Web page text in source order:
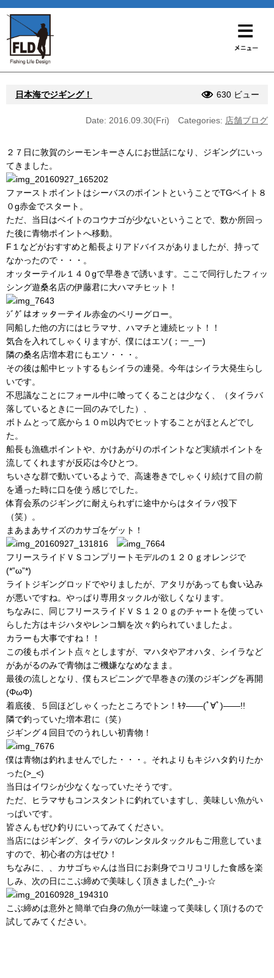
日本海でジギング！ 630 ビュー
Date: 2016.09.30(Fri) Categories: 店舗ブログ
２７日に敦賀のシーモンキーさんにお世話になり、ジギングにいっ
てきました。
ファーストポイントはシーバスのポイントということでTGベイト８
０g赤金でスタート。
ただ、当日はベイトのコウナゴが少ないということで、数か所回っ
た後に青物ポイントへ移動。
F１などがおすすめと船長よりアドバイスがありましたが、持って
なかったので・・・。
オッターテイル１４０gで早巻きで誘います。ここで同行したフィッ
シング遊桑名店の伊藤君に大ハマチヒット！
ｼﾞｸﾞはオッターテイル赤金のベリーグロー。
同船した他の方にはヒラマサ、ハマチと連続ヒット！！
気合を入れてしゃくりますが、僕にはエソ(；一_一)
隣の桑名店増本君にもエソ・・・。
その後は船中ヒットするもシイラの連発。今年はシイラ大発生らし
いです。
不思議なことにフォール中に喰ってくることは少なく、（タイラバ
落しているときに一回のみでした）、
ボトムとって底から１０ｍ以内でヒットすることがほとんどでし
た。
船長も漁礁ポイントや、かけあがりのポイントなど実績ポイントを
流してくれますが反応は今ひとつ。
ちいさな群で動いているようで、高速巻きでしゃくり続けて目の前
を通った時に口を使う感じでした。
体育会系のジギングに耐えられずに途中からはタイラバ投下
（笑）。
まあまあサイズのカサゴをゲット！
フリースライドＶＳコンプリートモデルの１２０ｇオレンジで
(*”ω”*)
ライトジギングロッドでやりましたが、アタリがあっても食い込み
が悪いですね。やっぱり専用タックルが欲しくなります。
ちなみに、同じフリースライドＶＳ１２０ｇのチャートを使ってい
らした方はキジハタやレンコ鯛を次々釣られていましたよ。
カラーも大事ですね！！
この後もポイント点々としますが、マハタやアオハタ、シイラなど
があがるのみで青物はご機嫌ななめなまま。
最後の流しとなり、僕もスピニングで早巻きの漢のジギングを再開
(ΦωΦ)
着底後、５回ほどしゃくったところでトン！ｷﾀ――(ﾟ∀ﾟ)――!!
隣で釣っていた増本君に（笑）
ジギング４回目でのうれしい初青物！
僕は青物は釣れませんでした・・・。それよりもキジハタ釣りたか
った(>_<)
当日はイワシが少なくなっていたそうです。
ただ、ヒラマサもコンスタントに釣れていますし、美味しい魚がい
っぱいです。
皆さんもぜひ釣りにいってみてください。
当店にはジギング、タイラバのレンタルタックルもご用意していま
すので、初心者の方はぜひ！
ちなみに、、カサゴちゃんは当日にお刺身でコリコリした食感を楽
しみ、次の日にこぶ締めで美味しく頂きました(^_-)-☆
こぶ締めは意外と簡単で白身の魚が一味違って美味しく頂けるので
試してみてください。